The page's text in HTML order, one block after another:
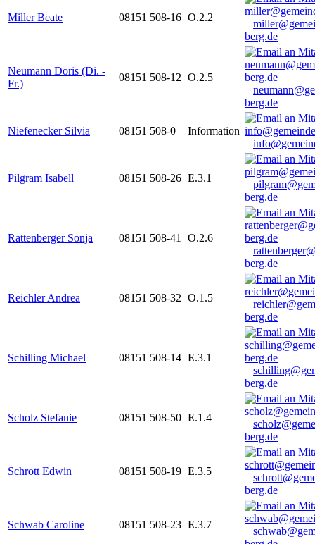
Miller Beate 08151 508-16 O.2.2
berg.de
Neumann Doris (Di. -
Fr.)
08151 508-12 O.2.5
berg.de
Niefenecker Silvia 08151 508-0
Information
Pilgram Isabell 08151 508-26 E.3.1
berg.de
Rattenberger Sonja 08151 508-41
O.2.6
berg.de
Reichler Andrea 08151 508-32 O.1.5
berg.de
Schilling Michael 08151 508-14 E.3.1
berg.de
Scholz Stefanie 08151 508-50 E.1.4
berg.de
Schrott Edwin 08151 508-19 E.3.5
berg.de
Schwab Caroline 08151 508-23 E.3.7